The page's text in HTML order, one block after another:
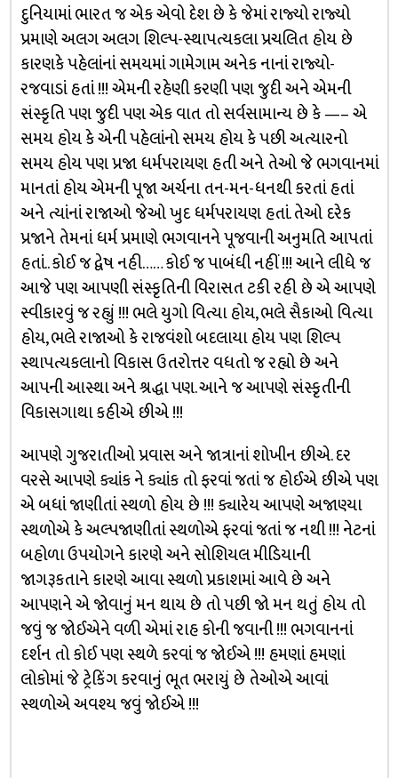
દુનિયામાં ભારત જ એક એવો દેશ છે કે જેમાં રાજ્યો રાજ્યો
પ્રમાણે અલગ અલગ શિલ્પ-સ્થાપત્યકલા પ્રચલિત હોય છે
કારણકે પહેલાંનાં સમયમાં ગામેગામ અનેક નાનાં રાજ્યો-
રજવાડાં હતાં !!! એમની રહેણી કરણી પણ જુદી અને એમની
સંસ્કૃતિ પણ જુદી પણ એક વાત તો સર્વસામાન્ય છે કે —– એ
સમય હોય કે એની પહેલાંનો સમય હોય કે પછી અત્યારનો
સમય હોય પણ પ્રજા ધર્મપરાયણ હતી અને તેઓ જે ભગવાનમાં
માનતાં હોય એમની પૂજા અર્ચના તન-મન-ધનથી કરતાં હતાં
અને ત્યાંનાં રાજાઓ જેઓ ખુદ ધર્મપરાયણ હતાં. તેઓ દરેક
પ્રજાને તેમનાં ધર્મ પ્રમાણે ભગવાનને પૂજવાની અનુમતિ આપતાં
હતાં.. કોઈ જ દ્વેષ નહી…… કોઈ જ પાબંધી નહીં !!! આને લીધે જ
આજે પણ આપણી સંસ્કૃતિની વિરાસત ટકી રહી છે એ આપણે
સ્વીકારવું જ રહ્યું !!! ભલે યુગો વિત્યા હોય, ભલે સૈકાઓ વિત્યા
હોય, ભલે રાજાઓ કે રાજવંશો બદલાયા હોય પણ શિલ્પ
સ્થાપત્યકલાનો વિકાસ ઉતરોત્તર વધતો જ રહ્યો છે અને
આપની આસ્થા અને શ્રદ્ધા પણ. આને જ આપણે સંસ્કૃતીની
વિકાસગાથા કહીએ છીએ !!!
આપણે ગુજરાતીઓ પ્રવાસ અને જાત્રાનાં શોખીન છીએ. દર
વરસે આપણે ક્યાંક ને ક્યાંક તો ફરવાં જતાં જ હોઈએ છીએ પણ
એ બધાં જાણીતાં સ્થળો હોય છે !!! ક્યારેય આપણે અજાણ્યા
સ્થળોએ કે અલ્પજાણીતાં સ્થળોએ ફરવાં જતાં જ નથી !!! નેટનાં
બહોળા ઉપયોગને કારણે અને સોશિયલ મીડિયાની
જાગરૂકતાને કારણે આવા સ્થળો પ્રકાશમાં આવે છે અને
આપણને એ જોવાનું મન થાય છે તો પછી જો મન થતું હોય તો
જવું જ જોઈએને વળી એમાં રાહ કોની જવાની !!! ભગવાનનાં
દર્શન તો કોઈ પણ સ્થળે કરવાં જ જોઈએ !!! હમણાં હમણાં
લોકોમાં જે ટ્રેકિંગ કરવાનું ભૂત ભરાયું છે તેઓએ આવાં
સ્થળોએ અવશ્ય જવું જોઈએ !!!